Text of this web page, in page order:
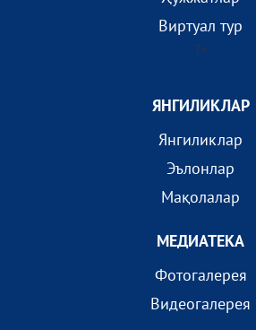
Виртуал тур
?>
ЯНГИЛИКЛАР
Янгиликлар
Эълонлар
Мақолалар
МEДИАТEКА
Фотогалерея
Видеогалерея